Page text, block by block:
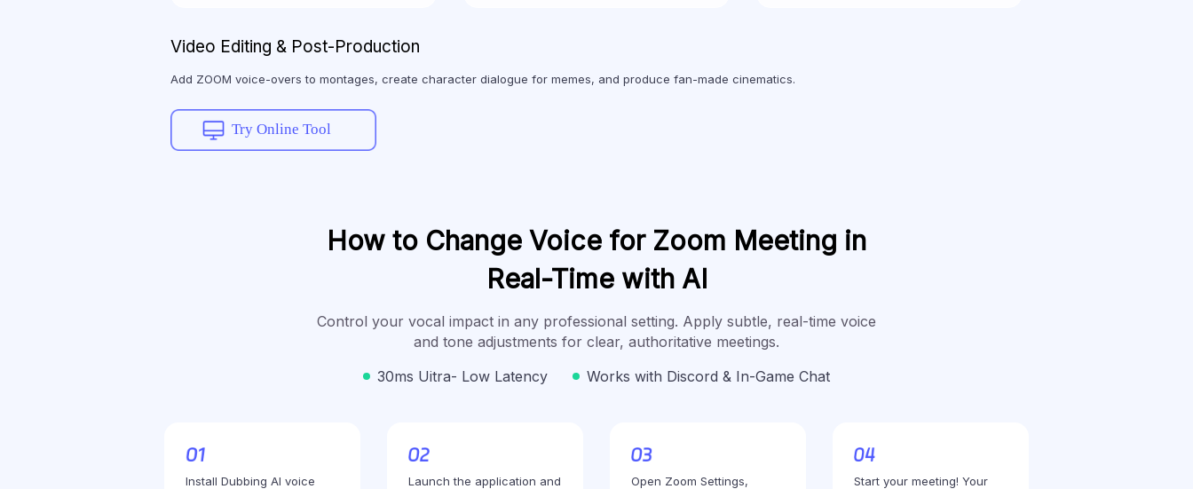
Video Editing & Post-Production
Add ZOOM voice-overs to montages, create character dialogue for memes, and produce fan-made cinematics.
Try Online Tool
How to Change Voice for Zoom Meeting in
Real-Time with AI
Control your vocal impact in any professional setting. Apply subtle, real-time voice
and tone adjustments for clear, authoritative meetings.
30ms Uitra- Low Latency
Works with Discord & In-Game Chat
Install Dubbing AI voice
Launch the application and
Open Zoom Settings,
Start your meeting! Your